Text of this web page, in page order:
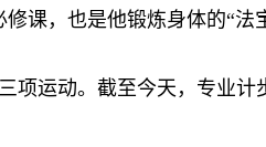
，也是他锻炼身体的“法宝
运动。截至今天，专业计